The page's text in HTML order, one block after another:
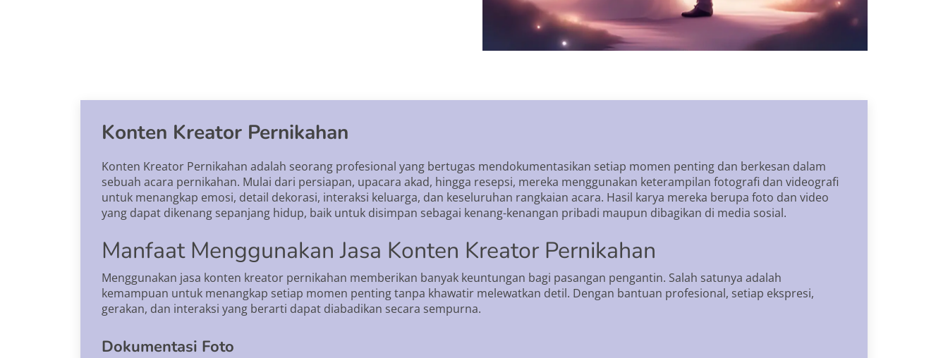
Konten Kreator Pernikahan
Konten Kreator Pernikahan adalah seorang profesional yang bertugas mendokumentasikan setiap momen penting dan berkesan dalam
sebuah acara pernikahan. Mulai dari persiapan, upacara akad, hingga resepsi, mereka menggunakan keterampilan fotografi dan videografi
untuk menangkap emosi, detail dekorasi, interaksi keluarga, dan keseluruhan rangkaian acara. Hasil karya mereka berupa foto dan video
yang dapat dikenang sepanjang hidup, baik untuk disimpan sebagai kenang-kenangan pribadi maupun dibagikan di media sosial.
Manfaat Menggunakan Jasa Konten Kreator Pernikahan
Menggunakan jasa konten kreator pernikahan memberikan banyak keuntungan bagi pasangan pengantin. Salah satunya adalah
kemampuan untuk menangkap setiap momen penting tanpa khawatir melewatkan detil. Dengan bantuan profesional, setiap ekspresi,
gerakan, dan interaksi yang berarti dapat diabadikan secara sempurna.
Dokumentasi Foto